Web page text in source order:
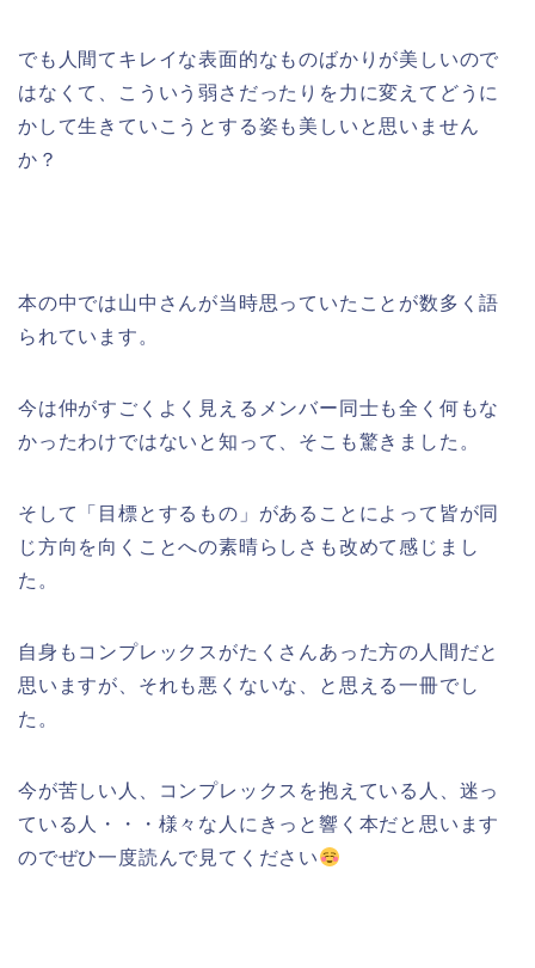
でも人間てキレイな表面的なものばかりが美しいので
はなくて、こういう弱さだったりを力に変えてどうに
かして生きていこうとする姿も美しいと思いません
か？
本の中では山中さんが当時思っていたことが数多く語
られています。
今は仲がすごくよく見えるメンバー同士も全く何もな
かったわけではないと知って、そこも驚きました。
そして「目標とするもの」があることによって皆が同
じ方向を向くことへの素晴らしさも改めて感じまし
た。
自身もコンプレックスがたくさんあった方の人間だと
思いますが、それも悪くないな、と思える一冊でし
た。
今が苦しい人、コンプレックスを抱えている人、迷っ
ている人・・・様々な人にきっと響く本だと思います
のでぜひ一度読んで見てください